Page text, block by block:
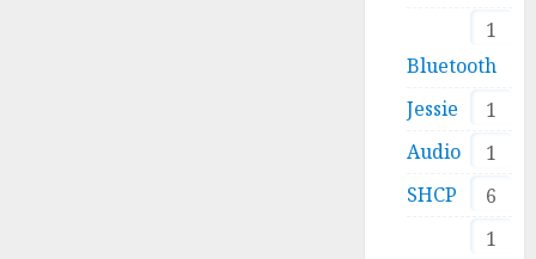
1
Bluetooth
1
Jessie
1
Audio
6
SHCP
1